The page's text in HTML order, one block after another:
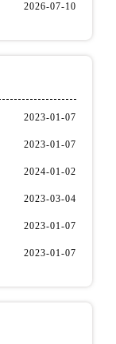
福建省三明市三元区东乾二路宝珀售后服务中心（需提前预约）
江苏省泰州市海陵区永定东路399号置地商务中心东塔（华润万象城）17层1706室宝珀售后服务中心（需提前预约）
江苏省徐州市鼓楼区淮海东路29号苏宁广场IFC国际金融中心35层3508室宝珀售后服务中心（需提前预约）
江苏省镇江市京口区中山东路宝珀售后服务中心（需提前预约）
2026-07-10
2023-01-07
2023-01-07
2024-01-02
2023-03-04
2023-01-07
2023-01-07